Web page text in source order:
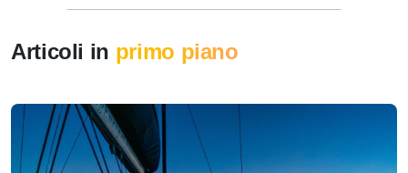
Articoli in primo piano